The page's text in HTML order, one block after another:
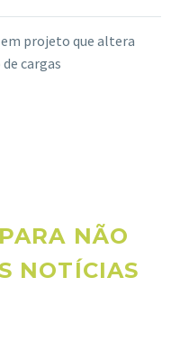
projeto que altera
cargas
NÃO
NOTÍCIAS